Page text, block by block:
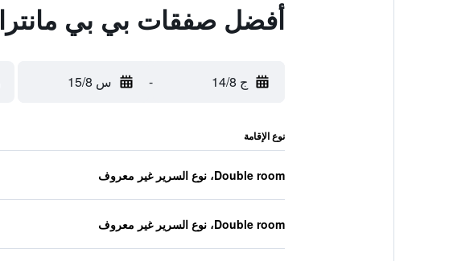
أفضل صفقات بي بي مانترا
ج 14/8 - س 15/8
نوع الإقامة
Double room، نوع السرير غير معروف
Double room، نوع السرير غير معروف